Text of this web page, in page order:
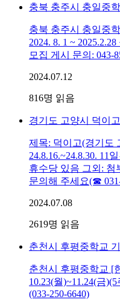
충북 충주시 충일중
충북 충주시 충일중
2024. 8. 1 ~
모집 게시 문의: 043-
2024.07.12
816명 읽음
경기도 고양시 덕이
제목: 덕이고(경기도
24.8.16.~24.8.30. 11
휴수당 있음 그외: 첨
문의해 주세요(☎
2024.07.08
2619명 읽음
춘천시 후평중학교
춘천시 후평중학교 [
10.23(월)~11.24(금
(033-250-6640)